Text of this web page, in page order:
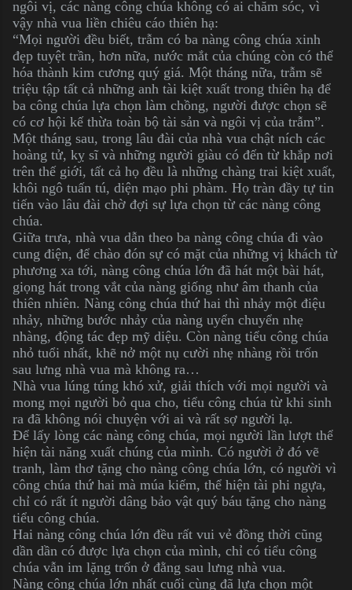
ngôi vị, các nàng công chúa không có ai chăm sóc, vì
vậy nhà vua liền chiêu cáo thiên hạ:
“Mọi người đều biết, trẫm có ba nàng công chúa xinh
đẹp tuyệt trần, hơn nữa, nước mắt của chúng còn có thể
hóa thành kim cương quý giá. Một tháng nữa, trẫm sẽ
triệu tập tất cả những anh tài kiệt xuất trong thiên hạ để
ba công chúa lựa chọn làm chồng, người được chọn sẽ
có cơ hội kế thừa toàn bộ tài sản và ngôi vị của trẫm”.
Một tháng sau, trong lâu đài của nhà vua chật ních các
hoàng tử, kỵ sĩ và những người giàu có đến từ khắp nơi
trên thế giới, tất cả họ đều là những chàng trai kiệt xuất,
khôi ngô tuấn tú, diện mạo phi phàm. Họ tràn đầy tự tin
tiến vào lâu đài chờ đợi sự lựa chọn từ các nàng công
chúa.
Giữa trưa, nhà vua dẫn theo ba nàng công chúa đi vào
cung điện, để chào đón sự có mặt của những vị khách từ
phương xa tới, nàng công chúa lớn đã hát một bài hát,
giọng hát trong vắt của nàng giống như âm thanh của
thiên nhiên. Nàng công chúa thứ hai thì nhảy một điệu
nhảy, những bước nhảy của nàng uyển chuyển nhẹ
nhàng, động tác đẹp mỹ diệu. Còn nàng tiểu công chúa
nhỏ tuổi nhất, khẽ nở một nụ cười nhẹ nhàng rồi trốn
sau lưng nhà vua mà không ra…
Nhà vua lúng túng khó xử, giải thích với mọi người và
mong mọi người bỏ qua cho, tiểu công chúa từ khi sinh
ra đã không nói chuyện với ai và rất sợ người lạ.
Để lấy lòng các nàng công chúa, mọi người lần lượt thể
hiện tài năng xuất chúng của mình. Có người ở đó vẽ
tranh, làm thơ tặng cho nàng công chúa lớn, có người vì
công chúa thứ hai mà múa kiếm, thể hiện tài phi ngựa,
chỉ có rất ít người dâng bảo vật quý báu tặng cho nàng
tiểu công chúa.
Hai nàng công chúa lớn đều rất vui vẻ đồng thời cũng
dần dần có được lựa chọn của mình, chỉ có tiểu công
chúa vẫn im lặng trốn ở đằng sau lưng nhà vua.
Nàng công chúa lớn nhất cuối cùng đã lựa chọn một